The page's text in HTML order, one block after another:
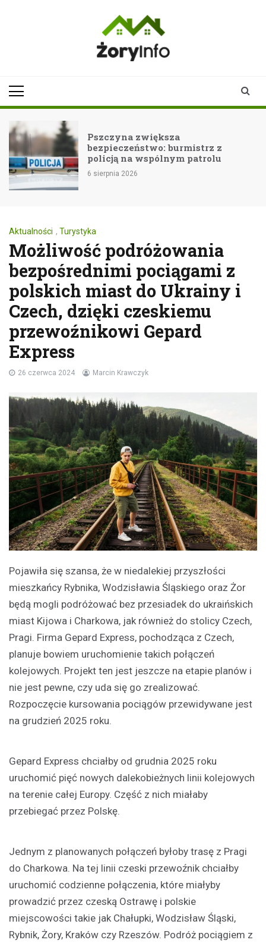
Pszczyna zwiększa
bezpieczeństwo: burmistrz z
policją na wspólnym patrolu
6 sierpnia 2026
Aktualności , Turystyka
Możliwość podróżowania
bezpośrednimi pociągami z
polskich miast do Ukrainy i
Czech, dzięki czeskiemu
przewoźnikowi Gepard
Express
26 czerwca 2024 Marcin Krawczyk
Pojawiła się szansa, że w niedalekiej przyszłości
mieszkańcy Rybnika, Wodzisławia Śląskiego oraz Żor
będą mogli podróżować bez przesiadek do ukraińskich
miast Kijowa i Charkowa, jak również do stolicy Czech,
Pragi. Firma Gepard Express, pochodząca z Czech,
planuje bowiem uruchomienie takich połączeń
kolejowych. Projekt ten jest jeszcze na etapie planów i
nie jest pewne, czy uda się go zrealizować.
Rozpoczęcie kursowania pociągów przewidywane jest
na grudzień 2025 roku.
Gepard Express chciałby od grudnia 2025 roku
uruchomić pięć nowych dalekobieżnych linii kolejowych
na terenie całej Europy. Część z nich miałaby
przebiegać przez Polskę.
Jednym z planowanych połączeń byłoby trasę z Pragi
do Charkowa. Na tej linii czeski przewoźnik chciałby
uruchomić codzienne połączenia, które miałyby
prowadzić przez czeską Ostrawę i polskie
miejscowości takie jak Chałupki, Wodzisław Śląski,
Rybnik, Żory, Kraków czy Rzeszów. Podróż pociągiem z